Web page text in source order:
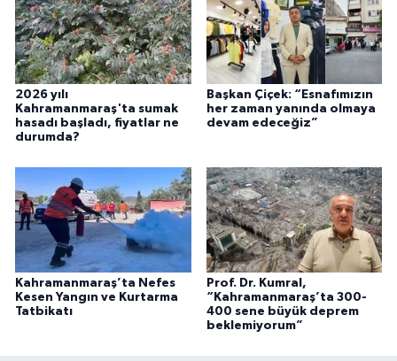
2026 yılı
Kahramanmaraş'ta sumak
hasadı başladı, fiyatlar ne
durumda?
Başkan Çiçek: “Esnafımızın
her zaman yanında olmaya
devam edeceğiz”
Kahramanmaraş’ta Nefes
Kesen Yangın ve Kurtarma
Tatbikatı
Prof. Dr. Kumral,
“Kahramanmaraş’ta 300-
400 sene büyük deprem
beklemiyorum”